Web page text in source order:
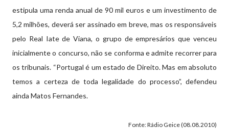
estipula uma renda anual de 90 mil euros e um investimento de
5,2 milhões, deverá ser assinado em breve, mas os responsáveis
pelo Real Iate de Viana, o grupo de empresários que venceu
inicialmente o concurso, não se conforma e admite recorrer para
os tribunais. “Portugal é um estado de Direito. Mas em absoluto
temos a certeza de toda legalidade do processo”, defendeu
ainda Matos Fernandes.
Fonte: Rádio Geice (08.08.2010)